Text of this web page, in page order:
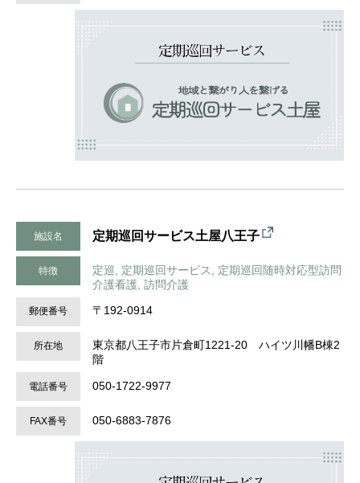
施設名 定期巡回サービス土屋八王子
特徴
定巡, 定期巡回サービス, 定期巡回随時対応型訪問
介護看護, 訪問介護
郵便番号 〒192-0914
所在地
東京都八王子市片倉町1221-20 ハイツ川幡B棟2
階
電話番号 050-1722-9977
FAX番号 050-6883-7876